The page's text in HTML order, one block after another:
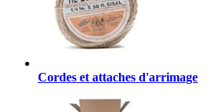
Cordes et attaches d'arrimage